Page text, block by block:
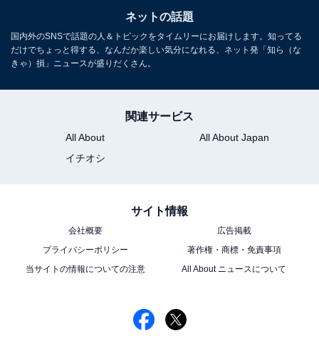
ネットの話題
国内外のSNSで話題の人＆トピックをタイムリーにお届けします。知ってる
だけでちょっと得する、なんだか楽しい気分になれる、ネット発「知ら（な
きゃ）損」ニュースが盛りだくさん。
関連サービス
All About
All About Japan
イチオシ
サイト情報
会社概要
広告掲載
プライバシーポリシー
著作権・商標・免責事項
当サイトの情報についての注意
All About ニュースについて